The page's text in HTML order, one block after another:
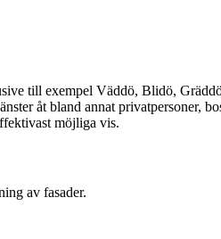
till exempel Väddö, Blidö,
åt bland annat privatpersoner,
möjliga vis.
av fasader.